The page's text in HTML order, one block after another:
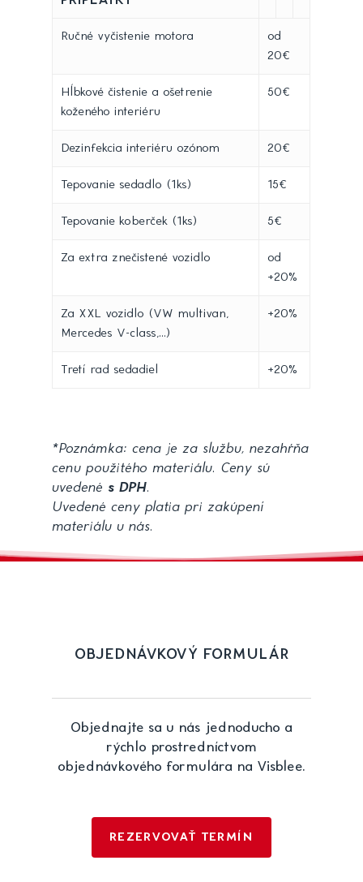
Ručné vyčistenie motora
od
20€
Hĺbkové čistenie a ošetrenie
koženého interiéru
50€
Dezinfekcia interiéru ozónom 20€
Tepovanie sedadlo (1ks) 15€
Tepovanie koberček (1ks) 5€
Za extra znečistené vozidlo
od
+20%
Za XXL vozidlo (VW multivan,
Mercedes V-class,...)
+20%
Tretí rad sedadiel +20%
*Poznámka: cena je za službu, nezahŕňa
cenu použitého materiálu. Ceny sú
uvedené s DPH.
Uvedené ceny platia pri zakúpení
materiálu u nás.
OBJEDNÁVKOVÝ FORMULÁR
Objednajte sa u nás jednoducho a
rýchlo prostredníctvom
objednávkového formulára na Visblee.
REZERVOVAŤ TERMÍN